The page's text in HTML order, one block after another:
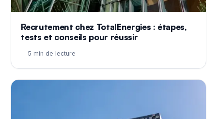
Recrutement chez TotalEnergies : étapes,
tests et conseils pour réussir
5 min de lecture